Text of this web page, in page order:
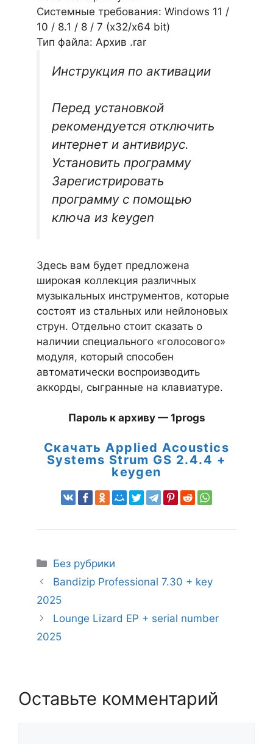
Системные требования: Windows 11 /
10 / 8.1 / 8 / 7 (х32/x64 bit)
Тип файла: Архив .rar
Инструкция по активации
Перед установкой
рекомендуется отключить
интернет и антивирус.
Установить программу
Зарегистрировать
программу с помощью
ключа из keygen
Здесь вам будет предложена
широкая коллекция различных
музыкальных инструментов, которые
состоят из стальных или нейлоновых
струн. Отдельно стоит сказать о
наличии специального «голосового»
модуля, который способен
автоматически воспроизводить
аккорды, сыгранные на клавиатуре.
Пароль к архиву — 1progs
Скачать Applied Acoustics
Systems Strum GS 2.4.4 +
keygen
Рубрики
Без рубрики
Bandizip Professional 7.30 + key
2025
Lounge Lizard EP + serial number
2025
Оставьте комментарий